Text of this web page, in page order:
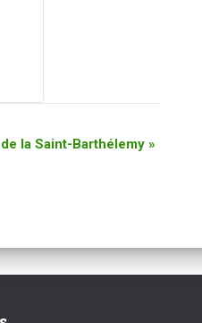
la Saint-Barthélemy »